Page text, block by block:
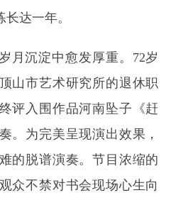
达一年。
月沉淀中愈发厚重。72岁
山市艺术研究所的退休职
评入围作品河南坠子《赶
。为完美呈现演出效果，
的脱谱演奏。节目浓缩的
众不禁对书会现场心生向